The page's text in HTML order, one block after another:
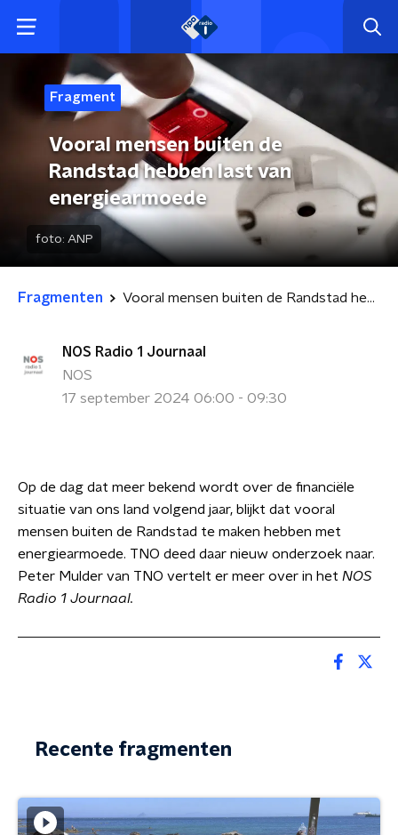
Fragment
Vooral mensen buiten de
Randstad hebben last van
energiearmoede
foto: ANP
Fragmenten Vooral mensen buiten de Randstad hebben last van energiearmoede
NOS Radio 1 Journaal
NOS
17 september 2024 06:00 - 09:30
Op de dag dat meer bekend wordt over de financiële
situatie van ons land volgend jaar, blijkt dat vooral
mensen buiten de Randstad te maken hebben met
energiearmoede. TNO deed daar nieuw onderzoek naar.
Peter Mulder van TNO vertelt er meer over in het NOS
Radio 1 Journaal.
Recente fragmenten